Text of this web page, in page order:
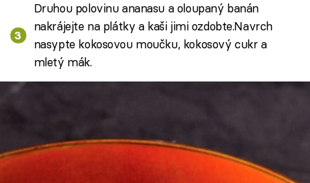
Druhou polovinu ananasu a oloupaný banán
nakrájejte na plátky a kaši jimi ozdobte.Navrch
nasypte kokosovou moučku, kokosový cukr a
mletý mák.